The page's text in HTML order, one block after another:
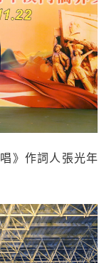
》作詞人張光年